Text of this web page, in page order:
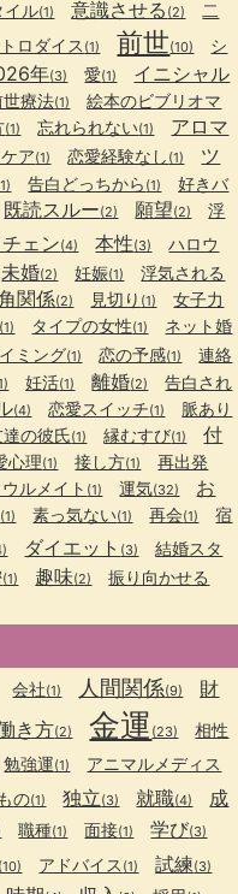
イル(1) 意識させる (2)
二
ロダイス (1) 前世(10)
シ
年(3) 愛(1) イニシャル
世療法(1)
絵本のビブリオマ
(1) 忘れられない(1) アロマ
ア(1) 恋愛経験なし (1)
ツ
告白どっちから (1)
好きバ
既読スルー(2) 願望(2)
浮
ェン(4) 本性(3)
ハロウ
未婚(2) 妊娠(1)
浮気される
関係(2) 見切り (1) 女子力
(1) タイプの女性(1)
ネット婚
ミング(1) 恋の予感(1) 連絡
妊活(1) 離婚(2)
告白され
(4) 恋愛スイッチ(1) 脈あり
達の彼氏(1) 縁むすび(1)
付
心理(1) 接し方(1) 再出発
ウルメイト (1) 運気(32)
お
(1) 素っ気ない(1) 再会(1)
宿
ダイエット (3)
結婚スタ
(1) 趣味(2) 振り向かせる
会社(1) 人間関係(9)
財
き方(2) 金運 (23) 相性
勉強運(1)
アニマルメディス
の(1) 独立(3) 就職(4)
成
職種(1) 面接(1) 学び(3)
(10) アドバイス (1) 試練(3)